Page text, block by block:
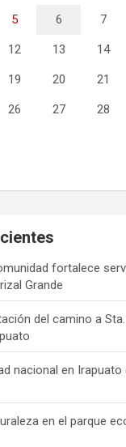
5 6 7
12 13 14
19 20 21
26 27 28
fortalece
Grande
del camino a
nacional en
en el parque